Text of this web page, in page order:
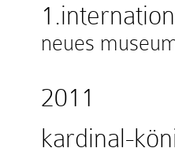
neues
2011
kardinal-